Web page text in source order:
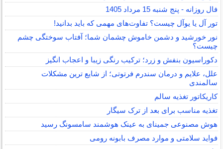
فال روزانه - پنج شنبه 15 مرداد 1405
تور آل یا یوآل چیست؟ تفاوت‌های مهمی که باید بدانید!
نور خورشید و دشمن خاموش چشمان شما؛ آفتاب سوختگی چشم
چیست؟
دکوراسیون بنفش و زرد؛ ترکیب رنگی زیبا و اعجاب انگیز
علل، علایم و درمان سندرم فرتوتی؛ از شایع ترین مشکلات
سالمندی
کاریکاتور تغذیه سالم
تغذیه مناسب برای بعد از ترک سیگار
هوش مصنوعی جمینای به عینک هوشمند سامسونگ رسید
فواید سلامتی و موارد مصرف بابونه رومی